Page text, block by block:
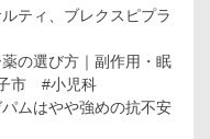
ティ、ブレクスピプラ
の選び方｜副作用・眠
市 #小児科
ムはやや強めの抗不安